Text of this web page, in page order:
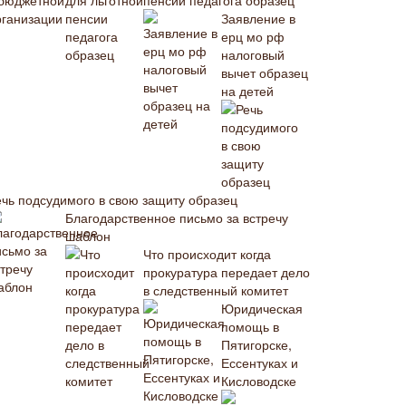
Заявление в
ерц мо рф
налоговый
вычет образец
на детей
подсудимого в свою защиту образец
Благодарственное письмо за встречу
шаблон
Что происходит когда
прокуратура передает дело
в следственный комитет
Юридическая
помощь в
Пятигорске,
Ессентуках и
Кисловодске